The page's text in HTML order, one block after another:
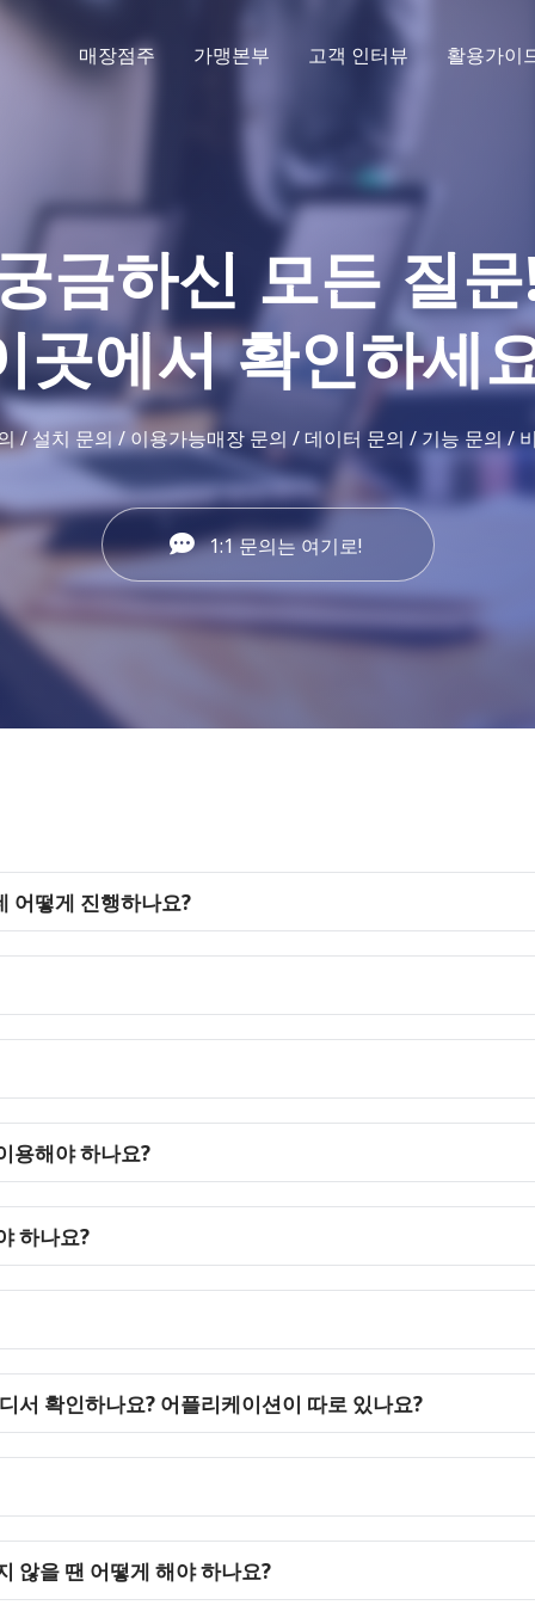
매장점주 가맹본부 고객 인터뷰 활용가이
금하신 모든 질
곳에서 확인하세
/ 설치 문의 / 이용가능매장 문의 / 데이터 문의 / 기능 문의 /
1:1 문의는 여기로!
어떻게 진행하나요?
용해야 하나요?
하나요?
서 확인하나요? 어플리케이션이 따로 있나요?
않을 땐 어떻게 해야 하나요?